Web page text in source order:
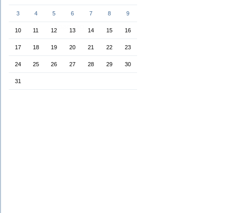
3 4 5 6 7 8 9
10 11 12 13 14 15 16
17 18 19 20 21 22 23
24 25 26 27 28 29 30
31